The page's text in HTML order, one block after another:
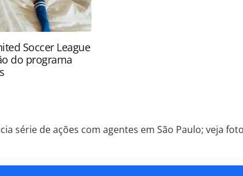
Soccer League
do programa
série de ações com agentes em São Paulo; veja